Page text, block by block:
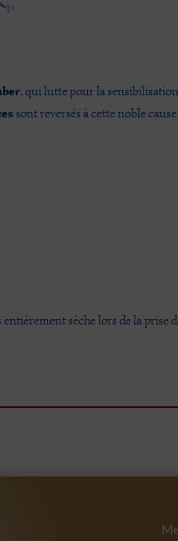
, qui lutte pour la
sont reversés à cette noble
sèche lors de la prise